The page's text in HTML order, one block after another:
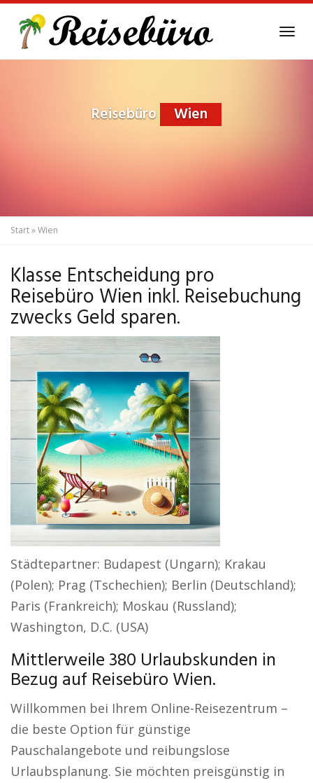
main
Reisebüro Wien
Start»Wien
Klasse Entscheidung pro
Reisebüro Wien inkl. Reisebuchung
zwecks Geld sparen.
Städtepartner: Budapest (Ungarn); Krakau
(Polen); Prag (Tschechien); Berlin (Deutschland);
Paris (Frankreich); Moskau (Russland);
Washington, D.C. (USA)
Mittlerweile 380 Urlaubskunden in
Bezug auf Reisebüro Wien.
Willkommen bei Ihrem Online-Reisezentrum –
die beste Option für günstige
Pauschalangebote und reibungslose
Urlaubsplanung. Sie möchten preisgünstig in